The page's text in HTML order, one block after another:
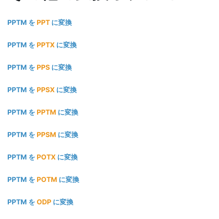
PPTM をPPT に変換
PPTM をPPTX に変換
PPTM をPPS に変換
PPTM をPPSX に変換
PPTM をPPTM に変換
PPTM をPPSM に変換
PPTM をPOTX に変換
PPTM をPOTM に変換
PPTM をODP に変換